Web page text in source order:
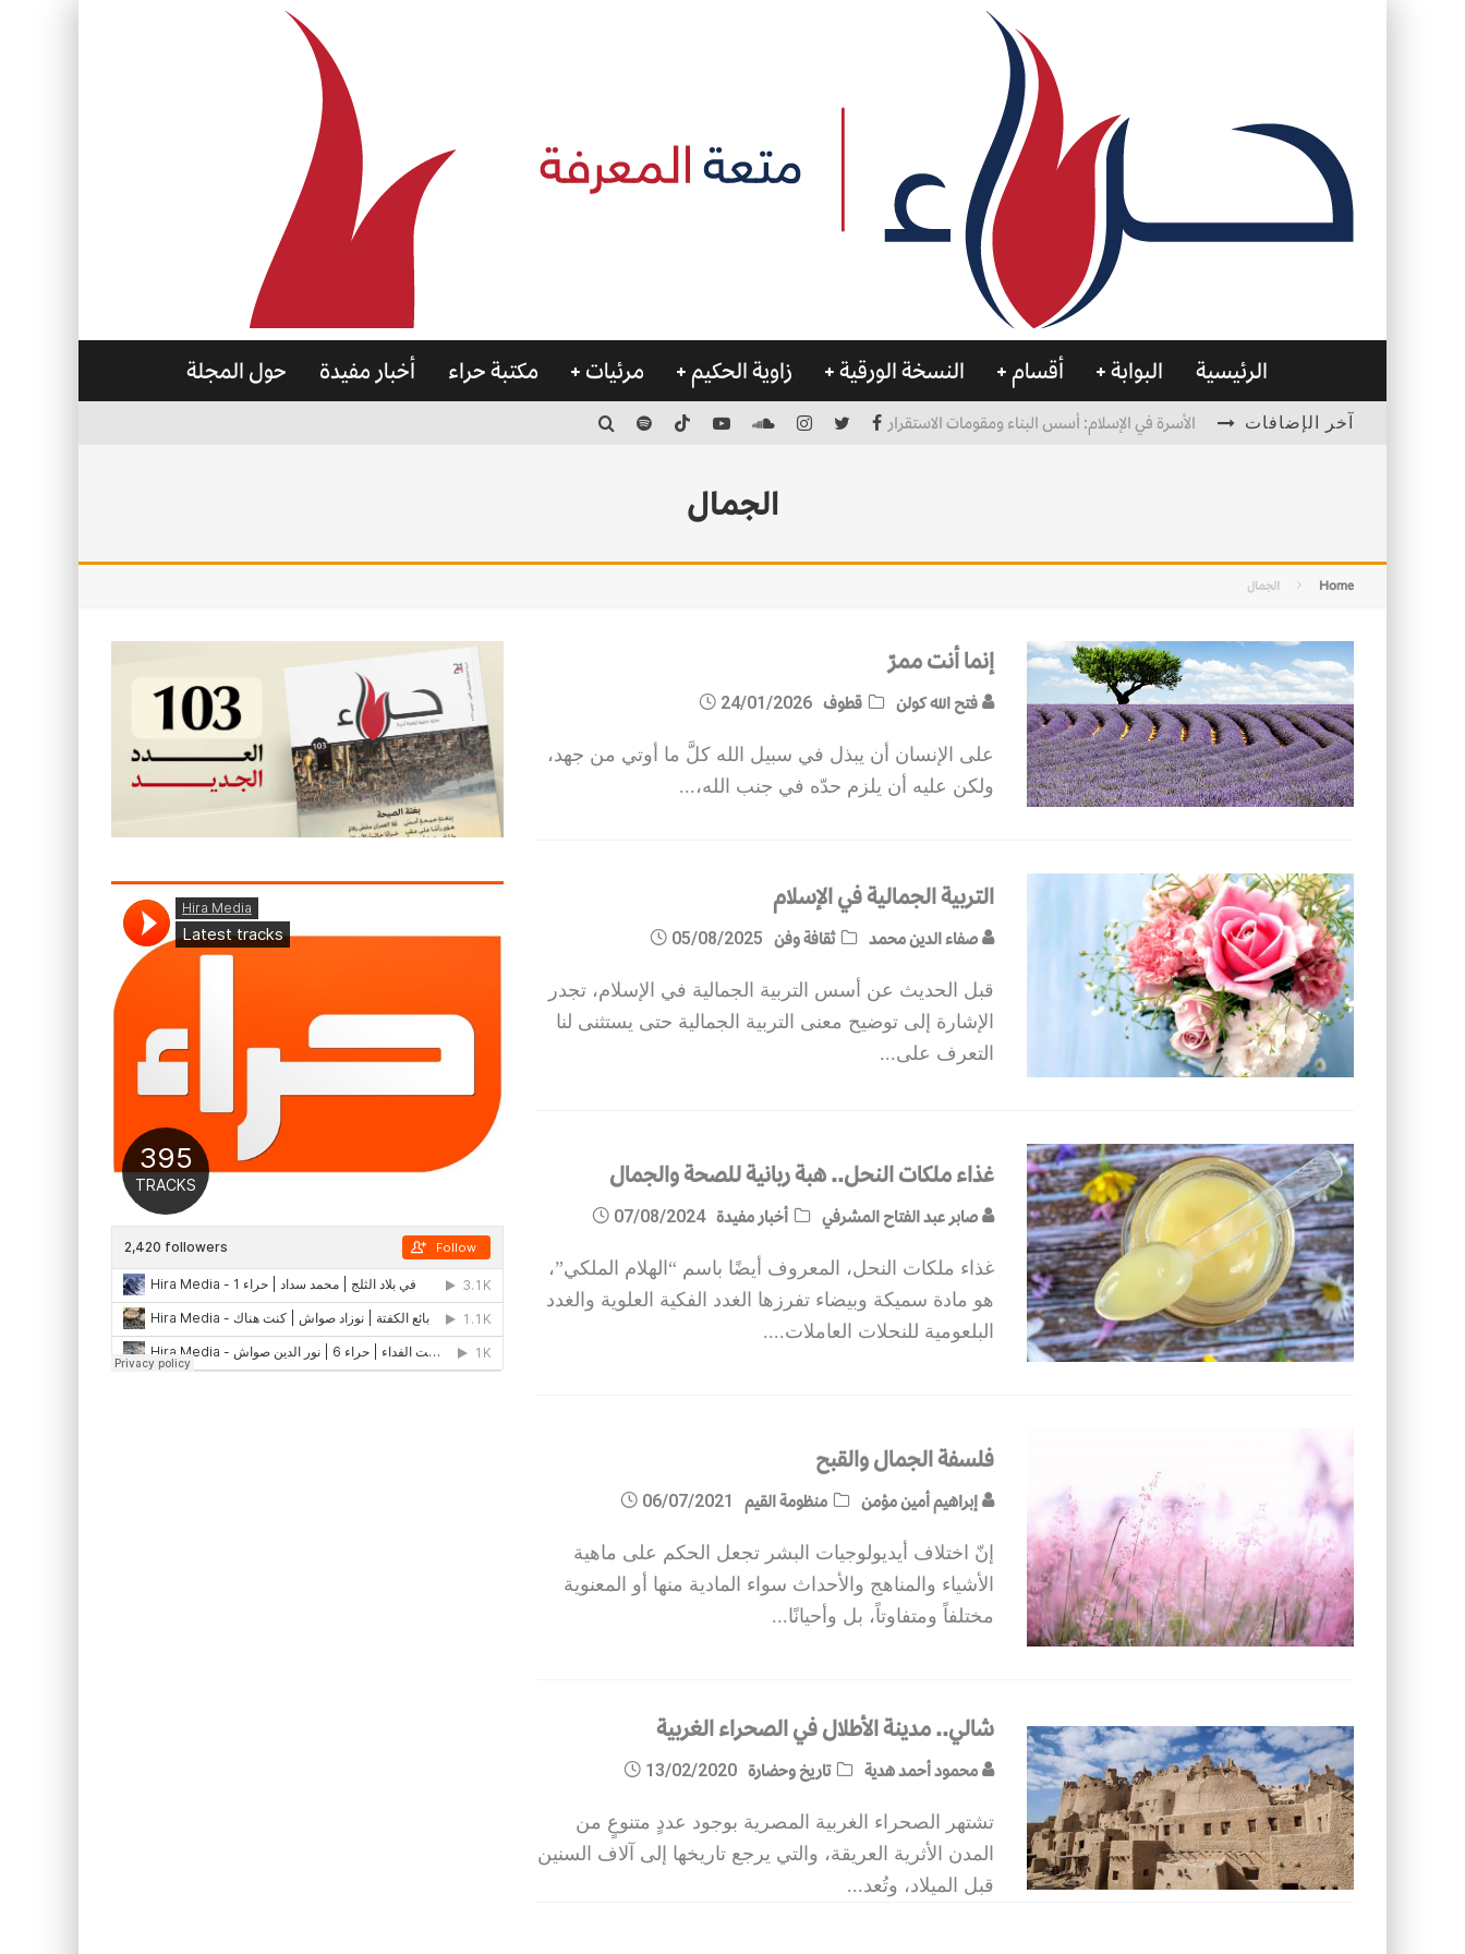
الرئيسية البوابة أقسام النسخة الورقية زاوية الحكيم مرئيات مكتبة حراء أخبار مفيدة حول المجلة
آخر الإضافات الأسرة في الإسلام: أسس البناء ومقومات الاستقرار
الجمال
Home الجمال
إنما أنت ممرّ
فتح الله كولن قطوف 24/01/2026
على الإنسان أن يبذل في سبيل الله كلَّ ما أوتي من جهد،
ولكن عليه أن يلزم حدّه في جنب الله، ...
التربية الجمالية في الإسلام
صفاء الدين محمد ثقافة وفن 05/08/2025
قبل الحديث عن أسس التربية الجمالية في الإسلام، تجدر
الإشارة إلى توضيح معنى التربية الجمالية حتى يستثنى لنا
التعرف على...
غذاء ملكات النحل.. هبة ربانية للصحة والجمال
صابر عبد الفتاح المشرفي أخبار مفيدة 07/08/2024
غذاء ملكات النحل، المعروف أيضًا باسم “الهلام الملكي”،
هو مادة سميكة وبيضاء تفرزها الغدد الفكية العلوية والغدد
البلعومية للنحلات العاملات....
فلسفة الجمال والقبح
إبراهيم أمين مؤمن منظومة القيم 06/07/2021
إنّ اختلاف أيديولوجيات البشر تجعل الحكم على ماهية
الأشياء والمناهج والأحداث سواء المادية منها أو المعنوية
مختلفاً ومتفاوتاً، بل وأحيانًا...
شالي.. مدينة الأطلال في الصحراء الغربية
محمود أحمد هدية تاريخ وحضارة 13/02/2020
تشتهر الصحراء الغربية المصرية بوجود عددٍ متنوعٍ من
المدن الأثرية العريقة، والتي يرجع تاريخها إلى آلاف السنين
قبل الميلاد، وتُعد...